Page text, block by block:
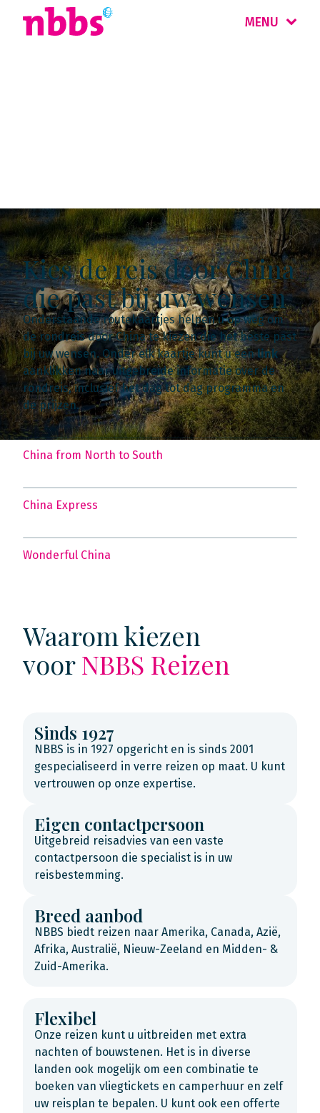
MENU
Kies de reis door China
die past bij uw wensen
Onderstaande routekaartjes helpen u op weg om
de rondreis door China te kiezen die het beste past
bij uw wensen. Onder elk kaartje kunt u eenlink
aanklikken naar uitgebreide informatie over de
rondreis, inclusief het dag tot dag programma en
de prijzen.
China from North to South
China Express
Wonderful China
Waarom kiezen
voorNBBS Reizen
Sinds 1927
NBBS is in 1927 opgericht en is sinds 2001
gespecialiseerd in verre reizen op maat. U kunt
vertrouwen op onze expertise.
Eigen contactpersoon
Uitgebreid reisadvies van een vaste
contactpersoon die specialist is in uw
reisbestemming.
Breed aanbod
NBBS biedt reizen naar Amerika, Canada, Azië,
Afrika, Australië, Nieuw-Zeeland en Midden- &
Zuid-Amerika.
Flexibel
Onze reizen kunt u uitbreiden met extra
nachten of bouwstenen. Het is in diverse
landen ook mogelijk om een combinatie te
boeken van vliegtickets en camperhuur en zelf
uw reisplan te bepalen. U kunt ook een offerte